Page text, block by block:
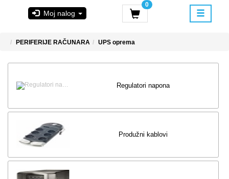
Moj nalog
0
korišćenja i
PERIFERIJE RAČUNARA UPS oprema
Regulatori napona
Produžni kablovi